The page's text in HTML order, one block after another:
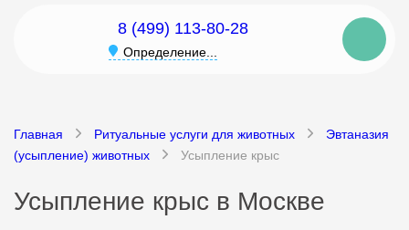
8 (499) 113-80-28
Определение...
Главная Ритуальные услуги для животных
Эвтаназия
(усыпление) животных
Усыпление крыс
Усыпление крыс в Москве